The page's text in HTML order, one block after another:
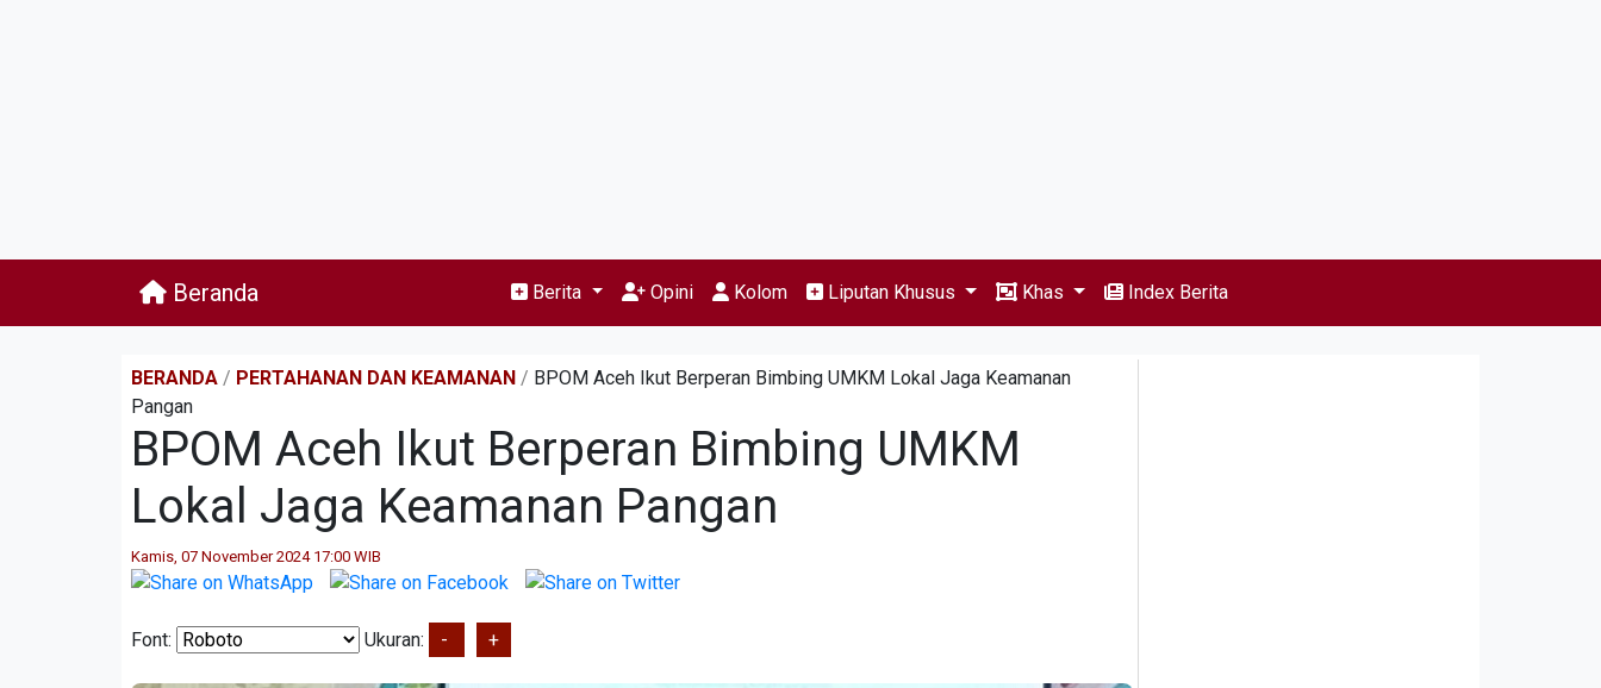
Beranda Berita Opini Kolom Liputan Khusus Khas Index Berita
BERANDA / PERTAHANAN DAN KEAMANAN / BPOM Aceh Ikut Berperan Bimbing UMKM Lokal Jaga Keamanan
Pangan
BPOM Aceh Ikut Berperan Bimbing UMKM
Lokal Jaga Keamanan Pangan
Kamis, 07 November 2024 17:00 WIB
Font: Ukuran: - +